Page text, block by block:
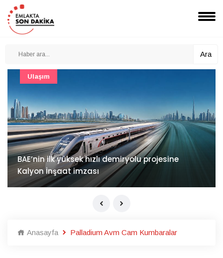
Ara
Mimarlık ve mühendislik projeleri e-PYS ile dijital
ortama taşınacak
Güncel
Anasayfa Palladium Avm Cam Kumbaralar